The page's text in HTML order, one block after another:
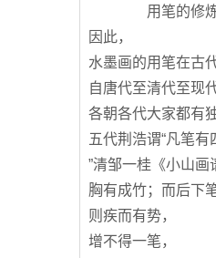
用笔的修炼
因此，
水墨画的用笔在古
自唐代至清代至现
各朝各代大家都有
五代荆浩谓“凡笔有
”清邹一桂《小山画
胸有成竹；而后下笔
则疾而有势，
增不得一笔，